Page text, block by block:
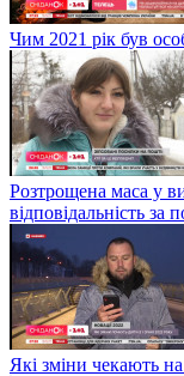
Чим 2021 рік був
Розтрощена маса у
відповідальність
Які зміни чекають